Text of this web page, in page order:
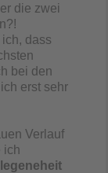
die zwei
dass
bei den
erst sehr
Verlauf
ich